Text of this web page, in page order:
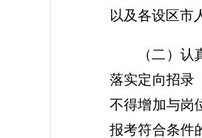
以及各设区市
（二）
落实定向招录
不得增加与岗
报考符合条件